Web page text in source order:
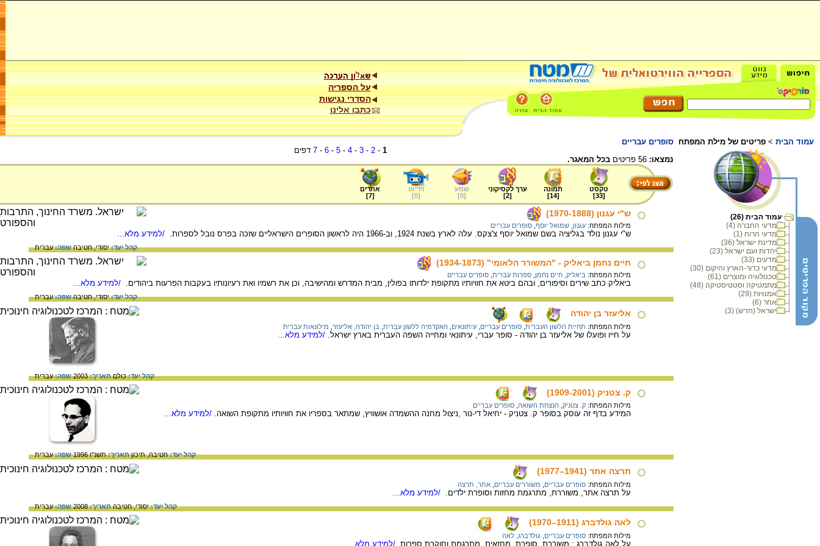
על הספריה
הסדרי נגישות
כתבו אלינו
עמוד הבית > פריטים של מילת המפתח סופרים עבריים
עמוד הבית (26)
מדעי החברה (4)
מדעי הרוח (1)
מדינת ישראל (36)
יהדות ועם ישראל (23)
מדעים (33)
מדעי כדור-הארץ והיקום (30)
טכנולוגיה ומוצרים (61)
מתמטיקה וסטטיסטיקה (48)
אמנויות (29)
אחר (6)
ישראל (חדש) (3)
1
-
2
-
3
-
4
-
5
-
6
-
7 דפים
נמצאו:
בכל המאגר.
טקסט
[
33
]
תמונה
[
14
]
ערך לקסיקוני
[
2
]
שמע
[
0
]
וידיאו
[
0
]
אתרים
[
7
]
ש"י עגנון (1970-1888)
מילות המפתח: עגנון, שמואל יוסף סופרים עבריים
ש"י עגנון נולד בגליציה בשם שמואל יוסף צ'צקס. עלה לארץ בשנת 1924, וב-1966 היה לראשון הסופרים הישראליים שזכה בפרס נובל לספרות. /למידע מלא...
קהל יעד:יסודי,חטיבהשפה:עברית
חיים נחמן ביאליק - "המשורר הלאומי" (1934-1873)
מילות המפתח: ביאליק, חיים נחמן ספרות עברית סופרים עבריים
ביאליק כתב שירים וסיפורים, ובהם ביטא את חוויותיו מתקופת ילדותו בפולין, מבית המדרש ומהישיבה, וכן את רשמיו ואת רעיונותיו בעקבות הפרעות ביהודים. /למידע מלא...
קהל יעד:יסודי,חטיבהשפה:עברית
אליעזר בן יהודה
מילות המפתח: תחיית הלשון העברית סופרים עבריים עיתונאים האקדמיה ללשון עברית בן יהודה, אליעזר מילונאות עברית
על חייו ופועלו של אליעזר בן יהודה - סופר עברי, עיתונאי ומחייה השפה העברית בארץ ישראל. /למידע מלא...
קהל יעד:כולםתאריך:2003 שפה:עברית
ק. צטניק (1909-2001)
מילות המפתח: ק. צטניק הנצחת השואה סופרים עבריים
המידע בדף זה עוסק בסופר ק. צטניק - יחיאל די-נור ,ניצול מחנה ההשמדה אושוויץ, שמתאר בספריו את חוויותיו מתקופת השואה. /למידע מלא...
קהל יעד:חטיבה,תיכוןתאריך:תשנ"ו 1996 שפה:עברית
תרצה אתר (1941–1977)
מילות המפתח: סופרים עבריים משוררים עבריים אתר, תרצה
על תרצה אתר, משוררת, מתרגמת מחזות וסופרת ילדים. /למידע מלא...
קהל יעד:יסודי,חטיבהתאריך:2008 שפה:עברית
לאה גולדברג (1911–1970)
מילות המפתח: סופרים עבריים גולדברג, לאה
על לאה גולדברג : משוררת, סופרת, מחזאית, מתרגמת וחוקרת ספרות. /למידע מלא...